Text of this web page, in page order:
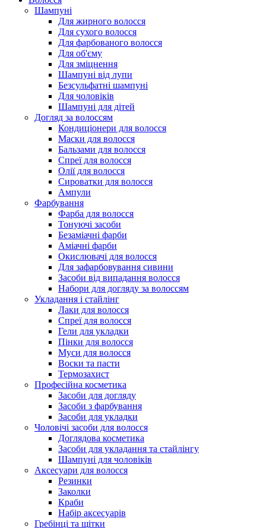
Шампуні
Для жирного волосся
Для сухого волосся
Для фарбованого волосся
Для об'єму
Для зміцнення
Шампуні від лупи
Безсульфатні шампуні
Для чоловіків
Шампуні для дітей
Догляд за волоссям
Кондиціонери для волосся
Маски для волосся
Бальзами для волосся
Спреї для волосся
Олії для волосся
Сироватки для волосся
Ампули
Фарбування
Фарба для волосся
Тонуючі засоби
Безаміачні фарби
Аміачні фарби
Окислювачі для волосся
Для зафарбовування сивини
Засоби від випадання волосся
Набори для догляду за волоссям
Укладання і стайлінг
Лаки для волосся
Спреї для волосся
Гели для укладки
Пінки для волосся
Муси для волосся
Воски та пасти
Термозахист
Професійна косметика
Засоби для догляду
Засоби з фарбування
Засоби для укладки
Чоловічі засоби для волосся
Доглядова косметика
Засоби для укладання та стайлінгу
Шампуні для чоловіків
Аксесуари для волосся
Резинки
Заколки
Краби
Набір аксесуарів
Гребінці та щітки